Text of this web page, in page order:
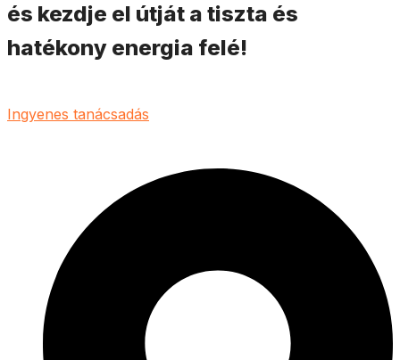
és kezdje el útját a tiszta és
hatékony energia felé!
Ingyenes tanácsadás